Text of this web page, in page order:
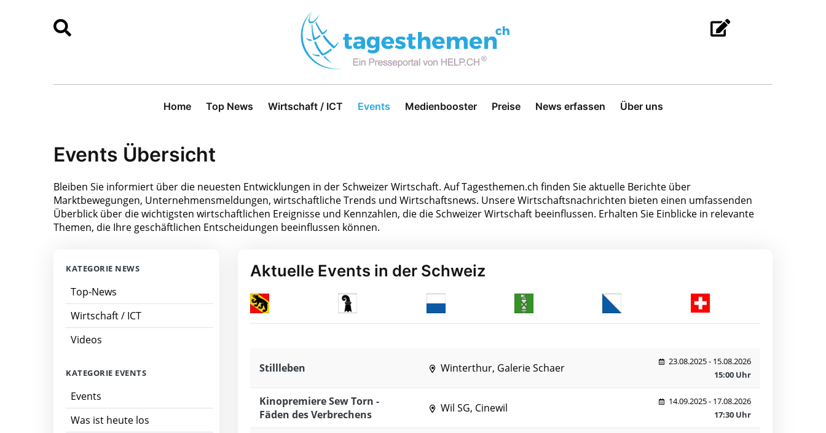
Home Top News Wirtschaft / ICT Events Medienbooster Preise News erfassen Über uns
Events Übersicht
Bleiben Sie informiert über die neuesten Entwicklungen in der Schweizer Wirtschaft. Auf Tagesthemen.ch finden Sie aktuelle Berichte über
Marktbewegungen, Unternehmensmeldungen, wirtschaftliche Trends und Wirtschaftsnews. Unsere Wirtschaftsnachrichten bieten einen umfassenden
Überblick über die wichtigsten wirtschaftlichen Ereignisse und Kennzahlen, die die Schweizer Wirtschaft beeinflussen. Erhalten Sie Einblicke in relevante
Themen, die Ihre geschäftlichen Entscheidungen beeinflussen können.
KATEGORIE NEWS
Top-News
Wirtschaft / ICT
Videos
KATEGORIE EVENTS
Events
Was ist heute los
Aktuelle Events in der Schweiz
Stillleben Winterthur, Galerie Schaer
23.08.2025 - 15.08.2026
15:00 Uhr
Kinopremiere Sew Torn -
Fäden des Verbrechens
Wil SG, Cinewil
14.09.2025 - 17.08.2026
17:30 Uhr